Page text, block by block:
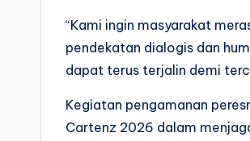
“Kami ingin masyarakat
pendekatan dialogis dan
dapat terus terjalin demi
Kegiatan pengamanan
Cartenz 2026 dalam